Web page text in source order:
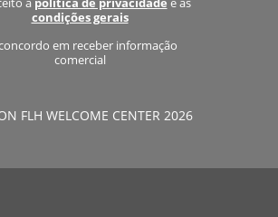
condições gerais
em receber informação
comercial
FLH WELCOME CENTER 2026